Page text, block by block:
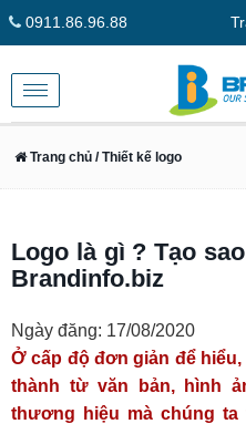
0911.86.96.88
Toggle
navigation
Trang chủ / Thiết kế logo
Logo là gì ? Tạo
Brandinfo.biz
Ngày đăng: 17/08/2020
Ở cấp độ đơn giản để
thành từ văn bản, hình
thương hiệu mà chúng